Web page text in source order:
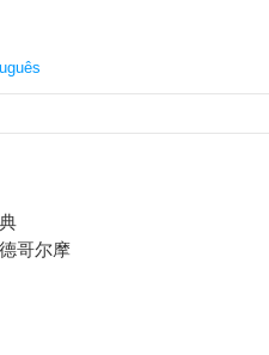
德哥尔摩